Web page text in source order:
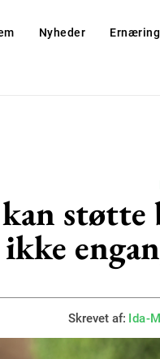
Nyheder Ernæring
ikke
Skrevet af: Ida-